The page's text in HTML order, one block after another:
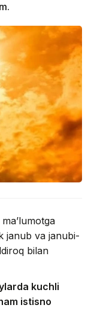
janub va janubi-
bilan
kuchli
istisno